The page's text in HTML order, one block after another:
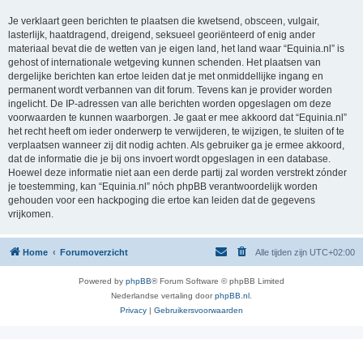
Je verklaart geen berichten te plaatsen die kwetsend, obsceen, vulgair,
lasterlijk, haatdragend, dreigend, seksueel georiënteerd of enig ander
materiaal bevat die de wetten van je eigen land, het land waar “Equinia.nl” is
gehost of internationale wetgeving kunnen schenden. Het plaatsen van
dergelijke berichten kan ertoe leiden dat je met onmiddellijke ingang en
permanent wordt verbannen van dit forum. Tevens kan je provider worden
ingelicht. De IP-adressen van alle berichten worden opgeslagen om deze
voorwaarden te kunnen waarborgen. Je gaat er mee akkoord dat “Equinia.nl”
het recht heeft om ieder onderwerp te verwijderen, te wijzigen, te sluiten of te
verplaatsen wanneer zij dit nodig achten. Als gebruiker ga je ermee akkoord,
dat de informatie die je bij ons invoert wordt opgeslagen in een database.
Hoewel deze informatie niet aan een derde partij zal worden verstrekt zónder
je toestemming, kan “Equinia.nl” nóch phpBB verantwoordelijk worden
gehouden voor een hackpoging die ertoe kan leiden dat de gegevens
vrijkomen.
Home Forumoverzicht Alle tijden zijn UTC+02:00
Powered by phpBB® Forum Software © phpBB Limited
Nederlandse vertaling doorphpBB.nl
Privacy | Gebruikersvoorwaarden